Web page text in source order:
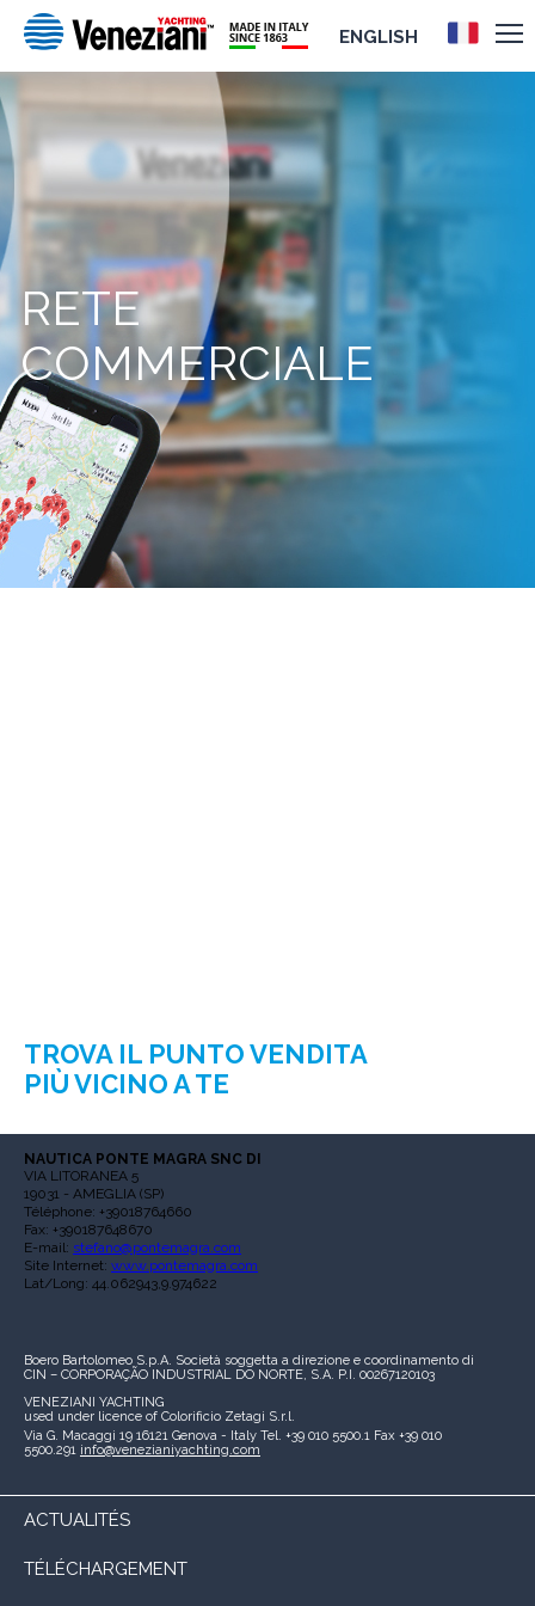
ENGLISH
RETE
COMMERCIALE
TROVA IL PUNTO VENDITA
PIÙ VICINO A TE
NAUTICA PONTE MAGRA SNC DI
VIA LITORANEA 5
19031 - AMEGLIA (SP)
Téléphone: +39018764660
Fax: +390187648670
E-mail: stefano@pontemagra.com
Site Internet: www.pontemagra.com
Lat/Long: 44.062943,9.974622
Boero Bartolomeo S.p.A. Società soggetta a direzione e coordinamento di
CIN – CORPORAÇÃO INDUSTRIAL DO NORTE, S.A. P.I. 00267120103
VENEZIANI YACHTING
used under licence of Colorificio Zetagi S.r.l.
Via G. Macaggi 19 16121 Genova - Italy Tel. +39 010 5500.1 Fax +39 010
5500.291 info@venezianiyachting.com
ACTUALITÉS
TÉLÉCHARGEMENT